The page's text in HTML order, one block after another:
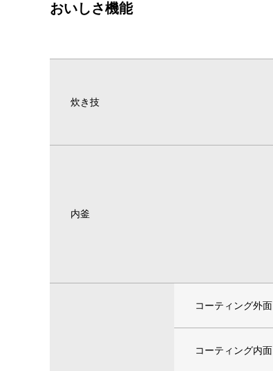
おいしさ機能
炊き技
内釜
コーティング外面
コーティング内面